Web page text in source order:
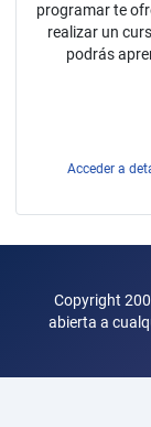
programar te
realizar un
podrás
Acceder a
Copyright
abierta a